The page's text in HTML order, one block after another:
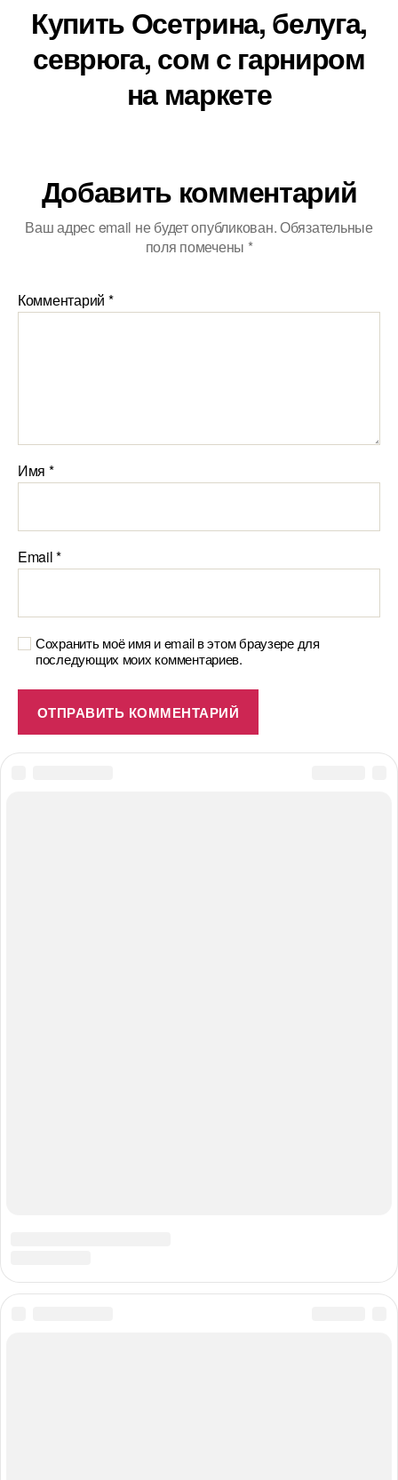
Купить Осетрина, белуга,
севрюга, сом с гарниром
на маркете
Добавить комментарий
Ваш адрес email не будет опубликован.Обязательные
поля помечены *
Комментарий *
Имя *
Email*
Сохранить моё имя и email в этом браузере для
последующих моих комментариев.